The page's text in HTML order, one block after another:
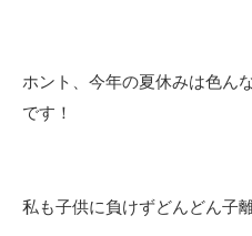
ホント、今年の夏休みは色ん
です！
私も子供に負けずどんどん子